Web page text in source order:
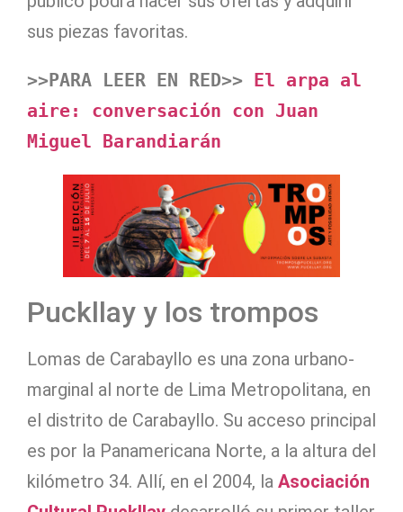
sus piezas favoritas.
>>PARA LEER EN RED>> El arpa al
aire: conversación con Juan
Miguel Barandiarán
Puckllay y los trompos
Lomas de Carabayllo es una zona urbano-
marginal al norte de Lima Metropolitana, en
el distrito de Carabayllo. Su acceso principal
es por la Panamericana Norte, a la altura del
kilómetro 34. Allí, en el 2004, la Asociación